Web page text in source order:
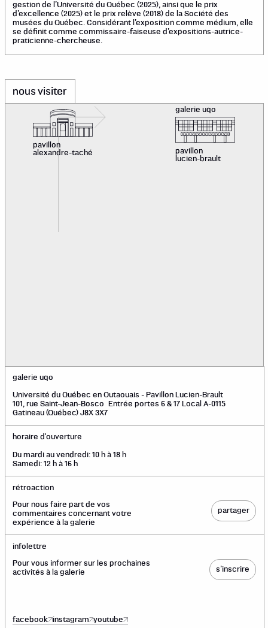
gestion de l’Université du Québec (2025), ainsi que le prix
d’excellence (2025) et le prix relève (2018) de la Société des
musées du Québec. Considérant l’exposition comme médium, elle
se définit comme commissaire-faiseuse d’expositions-autrice-
praticienne-chercheuse.
nous visiter
galerie uqo
Université du Québec en Outaouais - Pavillon Lucien-Brault
101, rue Saint-Jean-Bosco Entrée portes 6 & 17 Local A-0115
Gatineau (Québec) J8X 3X7
horaire d'ouverture
Du mardi au vendredi: 10 h à 18 h
Samedi: 12 h à 16 h
rétroaction
Pour nous faire part de vos
commentaires concernant votre
expérience à la galerie
partager
infolettre
Pour vous informer sur les prochaines
activités à la galerie
s’inscrire
facebook instagram youtube
galerie uqo
pavillon
lucien-brault
pavillon
alexandre-taché